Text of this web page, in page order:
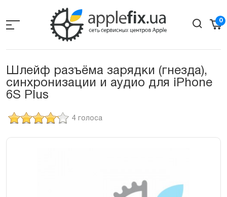
the
0
Шлейф разъёма зарядки (гнезда),
синхронизации и аудио для iPhone
6S Plus
4 голоса